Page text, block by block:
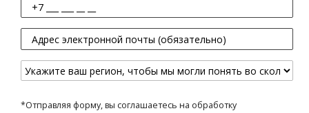
*Отправляя форму, вы соглашаетесь на обработку